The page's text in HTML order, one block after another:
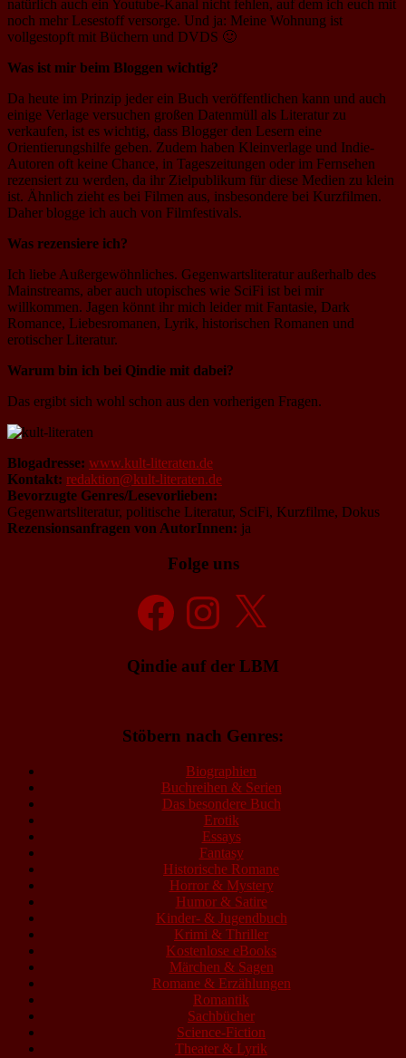
natürlich auch ein Youtube-Kanal nicht fehlen, auf dem ich euch mit
noch mehr Lesestoff versorge. Und ja: Meine Wohnung ist
vollgestopft mit Büchern und DVDS 🙂
Was ist mir beim Bloggen wichtig?
Da heute im Prinzip jeder ein Buch veröffentlichen kann und auch
einige Verlage versuchen großen Datenmüll als Literatur zu
verkaufen, ist es wichtig, dass Blogger den Lesern eine
Orientierungshilfe geben. Zudem haben Kleinverlage und Indie-
Autoren oft keine Chance, in Tageszeitungen oder im Fernsehen
rezensiert zu werden, da ihr Zielpublikum für diese Medien zu klein
ist. Ähnlich zieht es bei Filmen aus, insbesondere bei Kurzfilmen.
Daher blogge ich auch von Filmfestivals.
Was rezensiere ich?
Ich liebe Außergewöhnliches. Gegenwartsliteratur außerhalb des
Mainstreams, aber auch utopisches wie SciFi ist bei mir
willkommen. Jagen könnt ihr mich leider mit Fantasie, Dark
Romance, Liebesromanen, Lyrik, historischen Romanen und
erotischer Literatur.
Warum bin ich bei Qindie mit dabei?
Das ergibt sich wohl schon aus den vorherigen Fragen.
Blogadresse: www.kult-literaten.de
Kontakt: redaktion@kult-literaten.de
Bevorzugte Genres/Lesevorlieben:
Gegenwartsliteratur, politische Literatur, SciFi, Kurzfilme, Dokus
Rezensionsanfragen von AutorInnen: ja
Folge uns
FacebookInstagramX
Qindie auf der LBM
Stöbern nach Genres:
Biographien
Buchreihen & Serien
Das besondere Buch
Erotik
Essays
Fantasy
Historische Romane
Horror & Mystery
Humor & Satire
Kinder- & Jugendbuch
Krimi & Thriller
Kostenlose eBooks
Märchen & Sagen
Romane & Erzählungen
Romantik
Sachbücher
Science-Fiction
Theater & Lyrik